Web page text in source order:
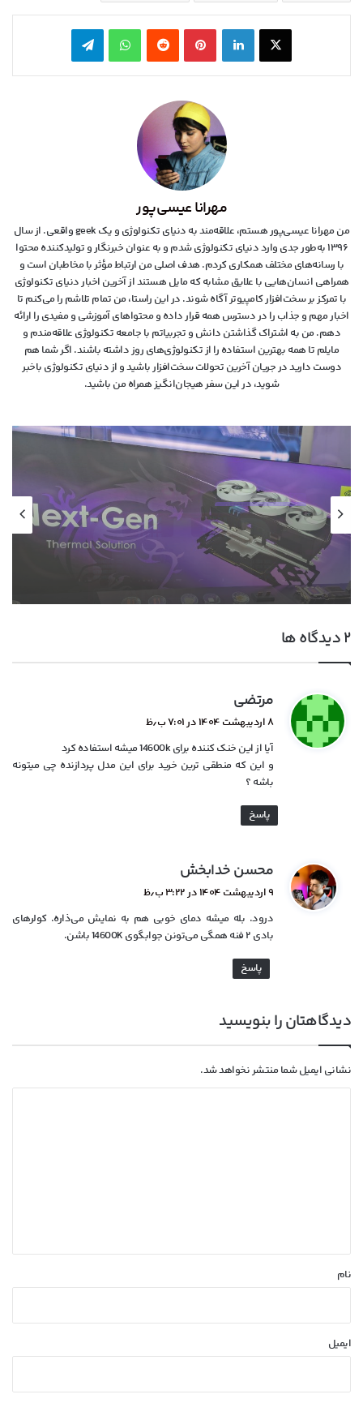
X لینکدین ‫پین‌ترست‫رددیت واتس آپ تلگرام
مهرانا عیسی‌پور
من مهرانا عیسی‌پور هستم، علاقه‌مند به دنیای تکنولوژی و یک geek واقعی. از سال
۱۳۹۶ به‌طور جدی وارد دنیای تکنولوژی شدم و به عنوان خبرنگار و تولیدکننده محتوا
با رسانه‌های مختلف همکاری کردم. هدف اصلی من ارتباط مؤثر با مخاطبان است و
همراهی انسان‌هایی با علایق مشابه که مایل هستند از آخرین اخبار دنیای تکنولوژی
با تمرکز بر سخت‌افزار کامپیوتر آگاه شوند. در این راستا، من تمام تلاشم را می‌کنم تا
اخبار مهم و جذاب را در دسترس همه قرار داده و محتواهای آموزشی و مفیدی را ارائه
دهم. من به اشتراک گذاشتن دانش و تجربیاتم با جامعه تکنولوژی علاقه‌مندم و
مایلم تا همه بهترین استفاده را از تکنولوژی‌های روز داشته باشند. اگر شما هم
دوست دارید در جریان آخرین تحولات سخت‌افزار باشید و از دنیای تکنولوژی‌ باخبر
شوید، در این سفر هیجان‌انگیز همراه من باشید.
اخبار سخت افزار
۱۳ خرداد ۱۴۰۵
ام‌اس‌آی با خنک‌کننده حرارتی الماس و فیوزهای
هوشمند به استقبال نسل بعدی کارت‌های
گرافیک انویدیا رفت
‫۲ دیدگاه ها
مرتضی
:
۸ اردیبهشت ۱۴۰۴ در ۷:۰۱ ب٫ظ
آیا از این خنک کننده برای 14600k میشه استفاده کرد
و این که منطقی ترین خرید برای این مدل پردازنده چی میتونه
باشه ؟
پاسخ
محسن خدابخش
ف
۹ اردیبهشت ۱۴۰۴ در ۳:۲۲ ب٫ظ
درود. بله میشه دمای خوبی هم به نمایش می‌ذاره. کولرهای
بادی ۲ فنه همگی می‌تونن جوابگوی 14600K باشن.
پاسخ
دیدگاهتان را بنویسید
نشانی ایمیل شما منتشر نخواهد شد.
نام
ایمیل